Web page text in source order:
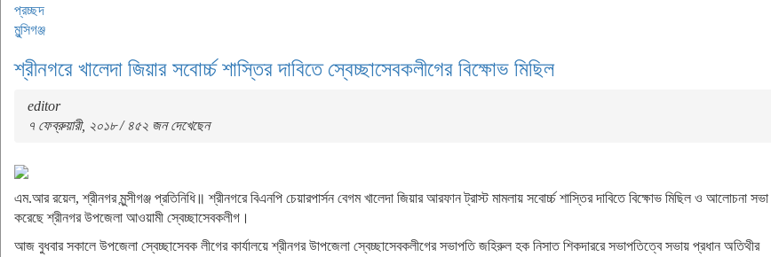
প্রচ্ছদ
মুন্সিগঞ্জ
শ্রীনগরে খালেদা জিয়ার সবোর্চ্চ শাস্তির দাবিতে স্বেচ্ছাসেবকলীগের বিক্ষোভ মিছিল
editor
৭ ফেব্রুয়ারী, ২০১৮ / ৪৫২ জন দেখেছেন
এম.আর রয়েল, শ্রীনগর মুন্সীগঞ্জ প্রতিনিধি॥ শ্রীনগরে বিএনপি চেয়ারপার্সন বেগম খালেদা জিয়ার আরফান ট্রাস্ট মামলায় সবোর্চ্চ শাস্তির দাবিতে বিক্ষোভ মিছিল ও আলোচনা সভা
করেছে শ্রীনগর উপজেলা আওয়ামী স্বেচ্ছাসেবকলীগ।
আজ বুধবার সকালে উপজেলা স্বেচ্ছাসেবক লীগের কার্যালয়ে শ্রীনগর উাপজেলা স্বেচ্ছাসেবকলীগের সভাপতি জহিরুল হক নিসাত শিকদাররে সভাপতিত্বে সভায় প্রধান অতিথীর